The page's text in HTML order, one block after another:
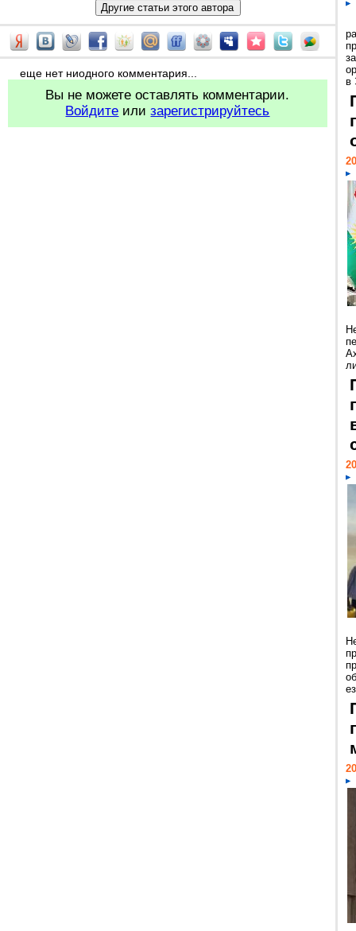
еще нет ниодного комментария...
Вы не можете оставлять комментарии.
Войдите илизарегистрируйтесь
в